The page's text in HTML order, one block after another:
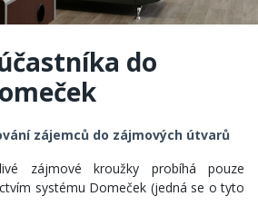
do
zájemců do zájmových útvarů
zájmové kroužky probíhá pouze
systému Domeček (jedná se o tyto